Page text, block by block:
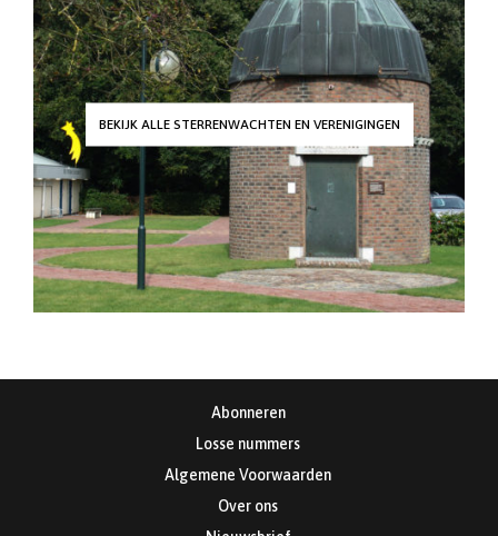
BEKIJK ALLE STERRENWACHTEN EN VERENIGINGEN
Abonneren
Losse nummers
Algemene Voorwaarden
Over ons